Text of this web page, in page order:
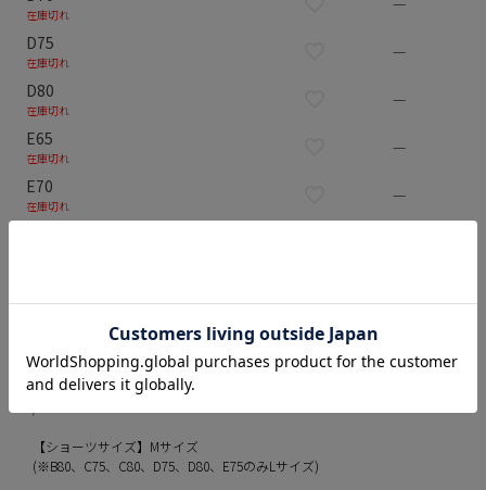
在庫切れ
D75
在庫切れ
—
D80
在庫切れ
—
E65
在庫切れ
—
E70
在庫切れ
—
サイズ/詳細 イメージ 確認事項
サイズ
A70/A75/B65/B70/B75/B80/C65/C70/C75/C80/D65/D70/D75/D80/E65/E70
【ショーツサイズ】Mサイズ
(※B80、C75、C80、D75、D80、E75のみLサイズ)